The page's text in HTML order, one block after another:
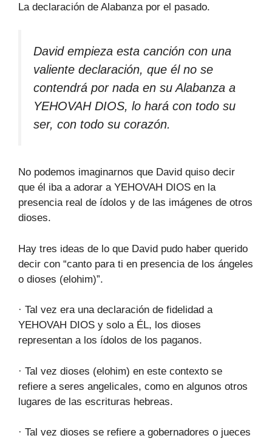
La declaración de Alabanza por el pasado.
David empieza esta canción con una
valiente declaración, que él no se
contendrá por nada en su Alabanza a
YEHOVAH DIOS, lo hará con todo su
ser, con todo su corazón.
No podemos imaginarnos que David quiso decir
que él iba a adorar a YEHOVAH DIOS en la
presencia real de ídolos y de las imágenes de otros
dioses.
Hay tres ideas de lo que David pudo haber querido
decir con “canto para ti en presencia de los ángeles
o dioses (elohim)”.
· Tal vez era una declaración de fidelidad a
YEHOVAH DIOS y solo a ÉL, los dioses
representan a los ídolos de los paganos.
· Tal vez dioses (elohim) en este contexto se
refiere a seres angelicales, como en algunos otros
lugares de las escrituras hebreas.
· Tal vez dioses se refiere a gobernadores o jueces